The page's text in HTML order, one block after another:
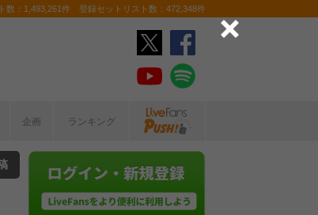
：1,493,261件 登録セットリスト数：472,348件
企画 ランキング